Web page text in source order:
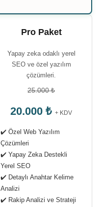
Pro Paket
Yapay zeka odaklı yerel
SEO ve özel yazılım
çözümleri.
25.000 ₺
20.000 ₺ + KDV
✔️ Özel Web Yazılım
Çözümleri
✔️ Yapay Zeka Destekli
Yerel SEO
✔️ Detaylı Anahtar Kelime
Analizi
✔️ Rakip Analizi ve Strateji